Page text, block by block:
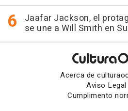
Jaafar Jackson, el
se une a Will Smith en
Acerca de
Aviso Legal
Cumplimento